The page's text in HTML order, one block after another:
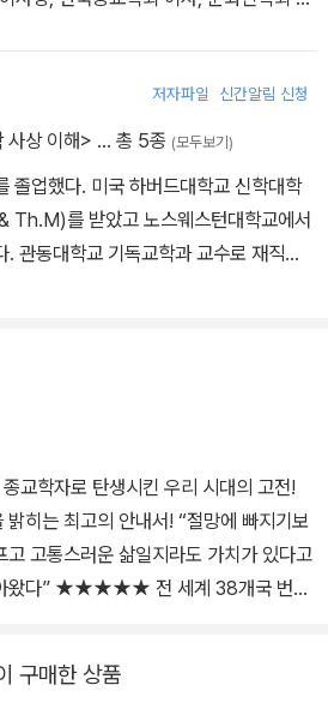
노벨상으로 불리는 ‘아스투리아스 공주
《Homo Fidei》 등이 있고, 옮긴 책으로
담론》 《가톨릭의 역사》 등이 있다.
저자파일 신간알림 신청
사상 이해> … 총 5종 (모두보기)
졸업했다. 미국 하버드대학교 신학대학
Th.M)를 받았고 노스웨스턴대학교에서
관동대학교 기독교학과 교수로 재직하
교학자로 탄생시킨 우리 시대의 고전!
히는 최고의 안내서! “절망에 빠지기보
고 고통스러운 삶일지라도 가치가 있다고
개국 번역
간의 정신은 왜 그토록 신에게로 향하는
구매한 상품